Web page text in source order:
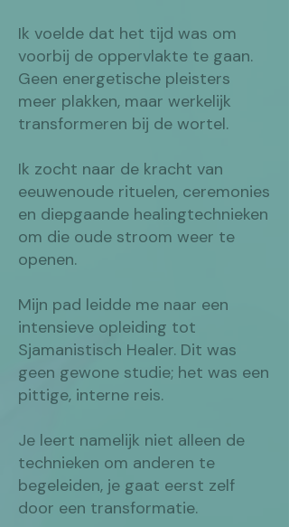
Ik voelde dat het tijd was om
voorbij de oppervlakte te gaan.
Geen energetische pleisters
meer plakken, maar werkelijk
transformeren bij de wortel.
Ik zocht naar de kracht van
eeuwenoude rituelen, ceremonies
en diepgaande healingtechnieken
om die oude stroom weer te
openen.
Mijn pad leidde me naar een
intensieve opleiding tot
Sjamanistisch Healer. Dit was
geen gewone studie; het was een
pittige, interne reis.
Je leert namelijk niet alleen de
technieken om anderen te
begeleiden, je gaat eerst zelf
door een transformatie.